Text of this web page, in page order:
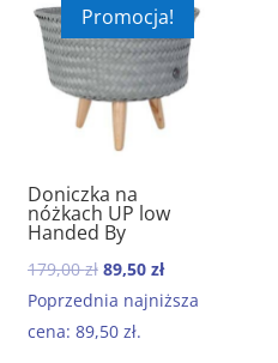
Promocja!
5.00
Doniczka na
nóżkach UP low
Handed By
179,00zł Pierwotna
cena
wynosiła:
89,50 złAktualna
cena
Poprzednia najniższa
cena: 89,50 zł.